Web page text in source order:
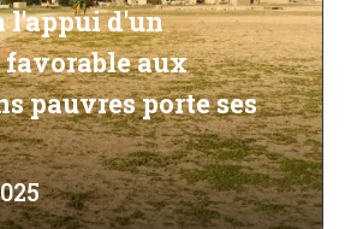
l'appui d'un
favorable aux
pauvres porte ses